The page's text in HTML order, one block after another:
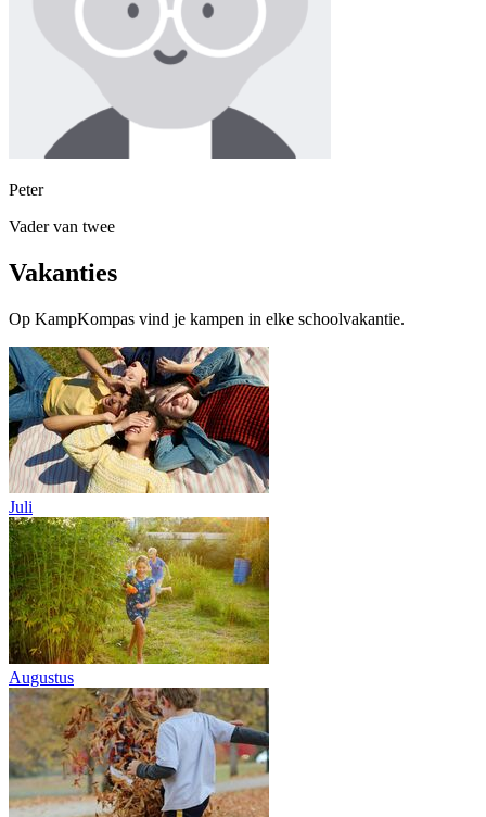
Peter
Vader van twee
Vakanties
Op KampKompas vind je kampen in elke schoolvakantie.
Juli
Augustus